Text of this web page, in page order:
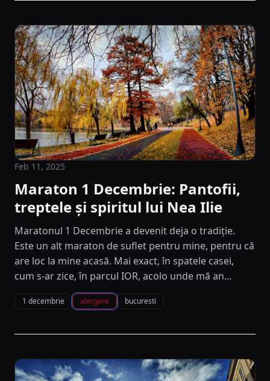
Feb 11, 2025
Maraton 1 Decembrie: Pantofii,
treptele și spiritul lui Nea Ilie
Maratonul 1 Decembrie a devenit deja o tradiție.
Este un alt maraton de suflet pentru mine, pentru că
are loc la mine acasă. Mai exact, în spatele casei,
cum s-ar zice, în parcul IOR, acolo unde mă an...
1 decembrie alergare bucuresti